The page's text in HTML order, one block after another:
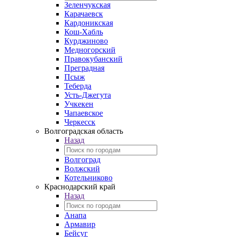
Зеленчукская
Карачаевск
Кардоникская
Кош-Хабль
Курджиново
Медногорский
Правокубанский
Преградная
Псыж
Теберда
Усть-Джегута
Учкекен
Чапаевское
Черкесск
Волгоградская область
Назад
Волгоград
Волжский
Котельниково
Краснодарский край
Назад
Анапа
Армавир
Бейсуг